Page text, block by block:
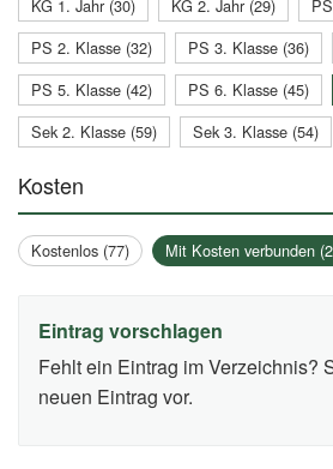
KG 1. Jahr (30) KG 2. Jahr (29)
PS 2. Klasse (32)
PS 3. Klasse (36)
PS 5. Klasse (42)
PS 6. Klasse (45)
Sek 2. Klasse (59)
Sek 3. Klasse (54)
Kosten
Kostenlos (77) Mit Kosten verbunden
Eintrag vorschlagen
Fehlt ein Eintrag im Verzeichnis?
neuen Eintrag vor.